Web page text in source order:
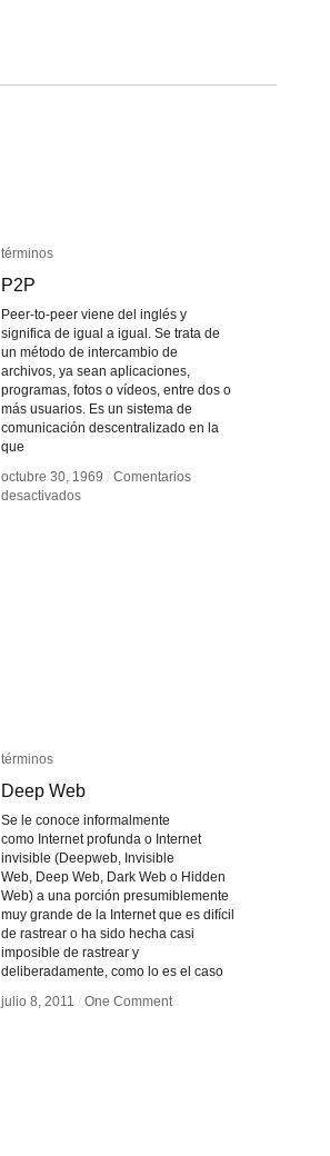
términos
P2P
Peer-to-peer viene del inglés y
significa de igual a igual. Se trata de
un método de intercambio de
archivos, ya sean aplicaciones,
programas, fotos o vídeos, entre dos o
más usuarios. Es un sistema de
comunicación descentralizado en la
que
octubre 30, 1969 / Comentarios
desactivadosen
términos
P2P
octubre 30, 1969 / Comentarios
desactivadosen
términos
Deep Web
Se le conoce informalmente
como Internet profunda o Internet
invisible (Deepweb, Invisible
Web, Deep Web, Dark Web o Hidden
Web) a una porción presumiblemente
muy grande de la Internet que es difícil
de rastrear o ha sido hecha casi
imposible de rastrear y
deliberadamente, como lo es el caso
julio 8, 2011 / One Comment
términos
Deep Web
julio 8, 2011 / One Comment